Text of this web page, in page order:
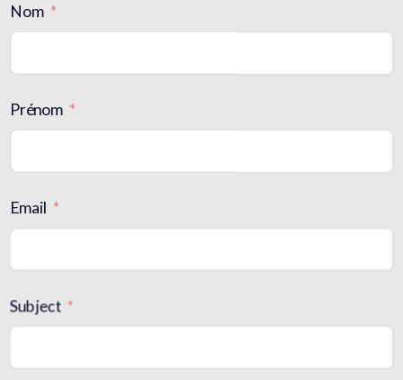
Nom
Prénom
Email
Subject